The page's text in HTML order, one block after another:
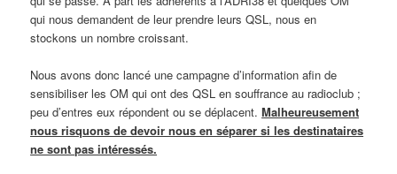
qui nous demandent de leur prendre leurs QSL, nous en
stockons un nombre croissant.
Nous avons donc lancé une campagne d’information afin de
sensibiliser les OM qui ont des QSL en souffrance au radioclub ;
peu d’entres eux répondent ou se déplacent.Malheureusement
nous risquons de devoir nous en séparer si les destinataires
ne sont pas intéressés.